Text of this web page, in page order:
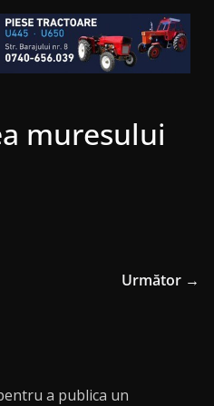
muresului
Următor →
a publica un